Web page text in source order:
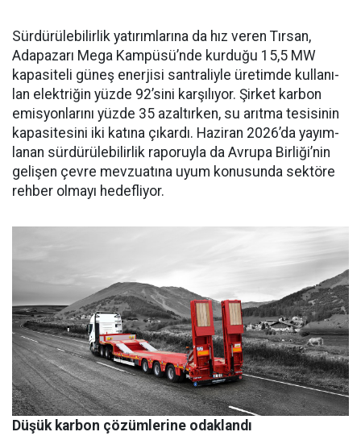
Sürdürülebilirlik yatırımları­na da hız veren Tırsan,
Adapaza­rı Mega Kampüsü’nde kurduğu 15,5 MW
kapasiteli güneş ener­jisi santraliyle üretimde kullanı­
lan elektriğin yüzde 92’sini karşı­lıyor. Şirket karbon
emisyonları­nı yüzde 35 azaltırken, su arıtma tesisinin
kapasitesini iki katına çıkardı. Haziran 2026’da yayım­
lanan sürdürülebilirlik raporuyla da Avrupa Birliği’nin
gelişen çev­re mevzuatına uyum konusunda sektöre
rehber olmayı hedefliyor.
Düşük karbon çözümlerine odaklandı